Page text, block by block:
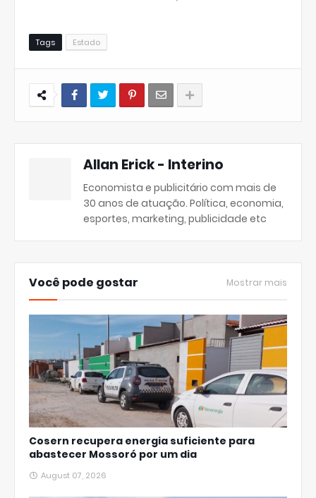
Tags Estado
Allan Erick - Interino
Economista e publicitário com mais de
30 anos de atuação. Política, economia,
esportes, marketing, publicidade etc
Você pode gostar Mostrar mais
Cosern recupera energia suficiente para
abastecer Mossoró por um dia
August 07, 2026